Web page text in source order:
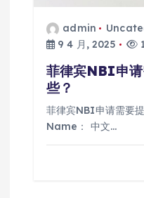
admin
9 4 月, 2025
菲律宾NBI申请
些？
菲律宾NBI申请需要
Name： 中文…